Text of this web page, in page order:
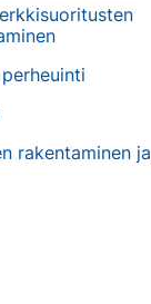
rakentaminen ja